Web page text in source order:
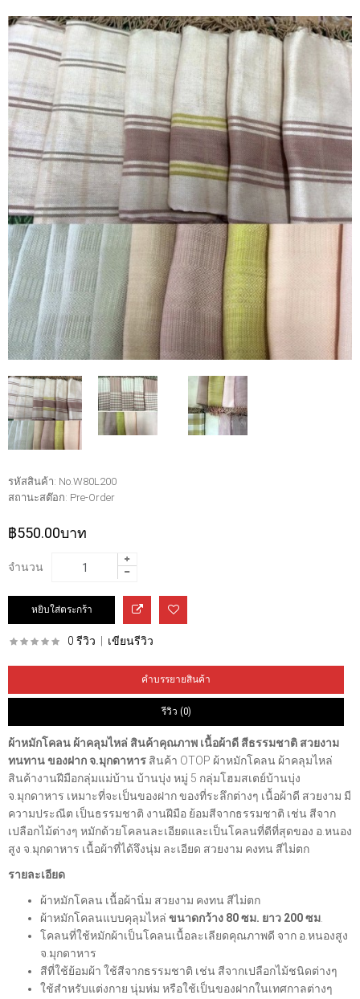
รหัสสินค้า: No.W80L200
สถานะสต๊อก: Pre-Order
฿550.00บาท
จำนวน
0 รีวิว เขียนรีวิว
คำบรรยายสินค้า
รีวิว (0)
ผ้าหมักโคลน ผ้าคลุมไหล่ สินค้าคุณภาพ เนื้อผ้าดี สีธรรมชาติ สวยงาม
ทนทาน ของฝาก จ.มุกดาหาร สินค้า OTOP ผ้าหมักโคลน ผ้าคลุมไหล่
สินค้างานฝีมือกลุ่มแม่บ้าน บ้านบุ่ง หมู่ 5 กลุ่มโฮมสเตย์บ้านบุ่ง
จ.มุกดาหาร เหมาะที่จะเป็นของฝาก ของที่ระลึกต่างๆ เนื้อผ้าดี สวยงาม มี
ความประณีต เป็นธรรมชาติ งานฝีมือ ย้อมสีจากธรรมชาติ เช่น สีจาก
เปลือกไม้ต่างๆ หมักด้วยโคลนละเอียดและเป็นโคลนที่ดีที่สุดของ อ.หนอง
สูง จ.มุกดาหาร เนื้อผ้าที่ได้จึงนุ่ม ละเอียด สวยงาม คงทน สีไม่ตก
รายละเอียด
ผ้าหมักโคลน เนื้อผ้านิ่ม สวยงาม คงทน สีไม่ตก
ผ้าหมักโคลนแบบคุลุมไหล่ ขนาดกว้าง 80 ซม. ยาว 200 ซม
โคลนที่ใช้หมักผ้าเป็นโคลนเนื้อละเลียดคุณภาพดี จาก อ.หนองสูง
จ.มุกดาหาร
สีที่ใช้ย้อมผ้า ใช้สีจากธรรมชาติ เช่น สีจากเปลือกไม้ชนิดต่างๆ
ใช้สำหรับแต่งกาย นุ่มห่ม หรือใช้เป็นของฝากในเทศกาลต่างๆ